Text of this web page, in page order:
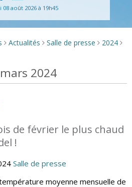
08 août 2026 à 19h45
> Actualités > Salle de presse > 2024 >
2024
de février le plus chaud
!
Salle de presse
moyenne mensuelle de